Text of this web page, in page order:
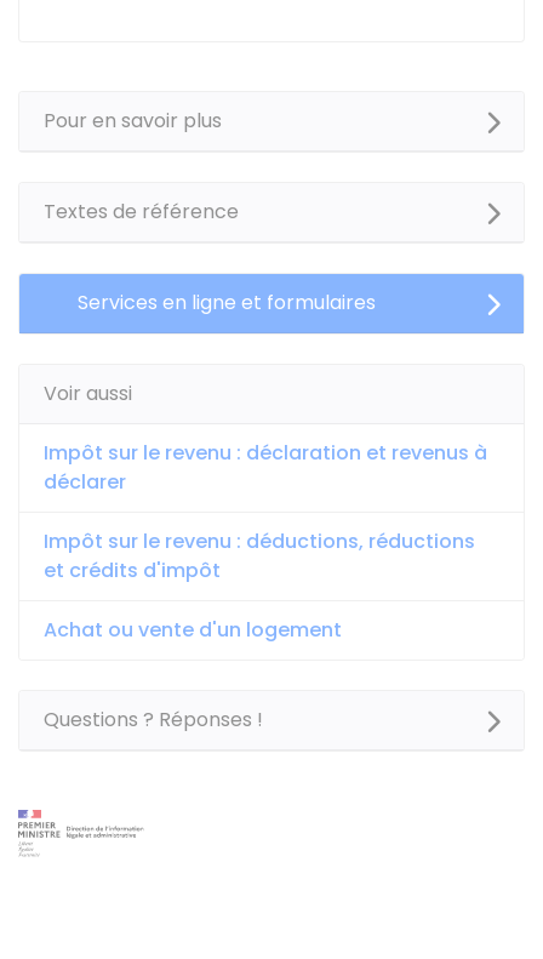
Pour en savoir plus
Textes de référence
Services en ligne et formulaires
Voir aussi
Impôt sur le revenu : déclaration et revenus à
déclarer
Impôt sur le revenu : déductions, réductions
et crédits d'impôt
Achat ou vente d'un logement
Questions ? Réponses !